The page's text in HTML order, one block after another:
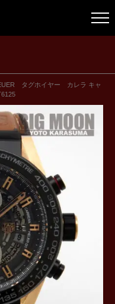
タグホイヤー カレラ キャ